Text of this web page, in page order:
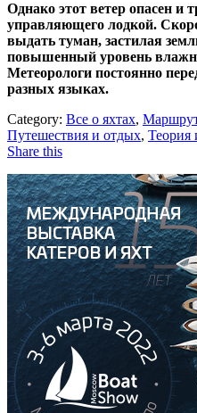
Однако этот ветер опасен и
управляющего лодкой.
выдать туман, застилая
повышенный уровень
Метеорологи постоянно
разных языках.
Category: Все о яхтах,
Путешествия и отдых, Теория
Share this